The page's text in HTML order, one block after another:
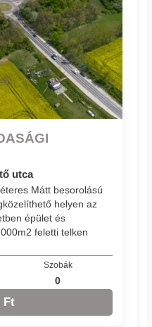
utca
Mátt besorolású
helyen az
épület és
feletti telken
Szobák
0
Ft